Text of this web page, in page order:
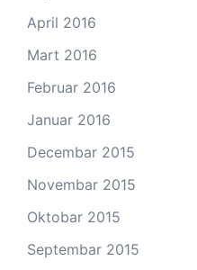
April 2016
Mart 2016
Februar 2016
Januar 2016
Decembar 2015
Novembar 2015
Oktobar 2015
Septembar 2015